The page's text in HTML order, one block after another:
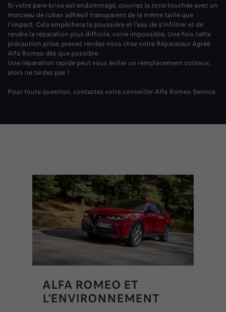
Si votre pare-brise est endommagé, couvrez la zone touchée avec un
morceau de ruban adhésif transparent de la même taille que
l'impact. Cela empêchera la poussière et l'eau de s'infiltrer et de
rendre la réparation plus difficile, voire impossible. Une fois cette
précaution prise, prenez rendez-vous chez votre Réparateur Agréé
Alfa Romeo dès que possible.
Une réparation rapide peut vous éviter un remplacement coûteux,
alors ne tardez pas !
Pour toute question, contactez votre conseiller Alfa Romeo Service.
ALFA ROMEO ET
L'ENVIRONNEMENT